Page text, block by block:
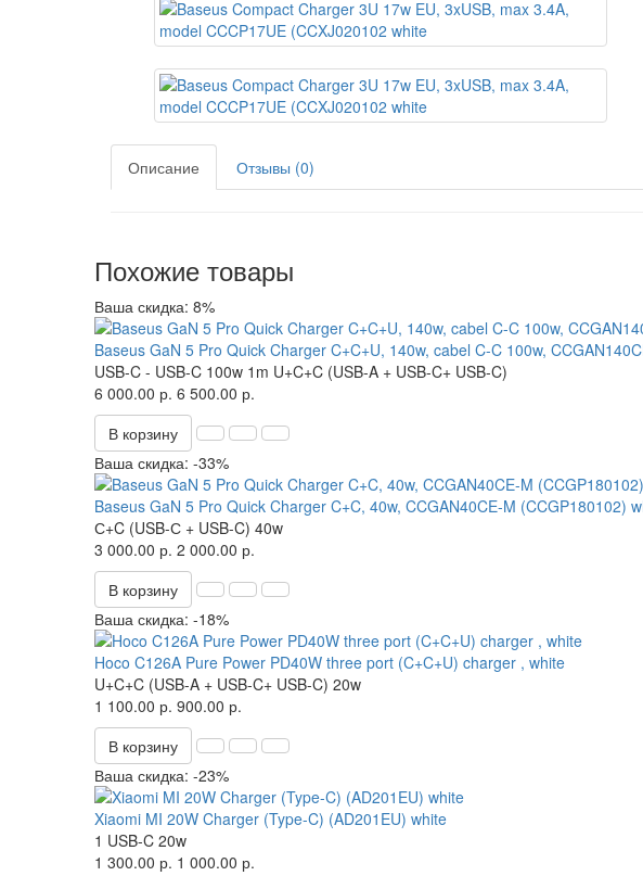
Описание Отзывы (0)
Похожие товары
Ваша скидка: 8%
Baseus GaN 5 Pro Quick Charger C+C+U, 140w, cabel C-C 100w,
USB-C - USB-C 100w 1m U+C+C (USB-A + USB-C+ USB-C)
6 000.00 р. 6 500.00 р.
В корзину
Ваша скидка: -33%
Baseus GaN 5 Pro Quick Charger C+C, 40w, CCGAN40CE-M (CCGP180102)
С+C (USB-С + USB-C) 40w
3 000.00 р. 2 000.00 р.
В корзину
Ваша скидка: -18%
Hoco C126A Pure Power PD40W three port (C+C+U) charger , white
U+C+C (USB-A + USB-C+ USB-C) 20w
1 100.00 р. 900.00 р.
В корзину
Ваша скидка: -23%
Xiaomi MI 20W Charger (Type-C) (AD201EU) white
1 USB-C 20w
1 300.00 р. 1 000.00 р.